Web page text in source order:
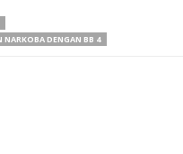
DENGAN BB 4